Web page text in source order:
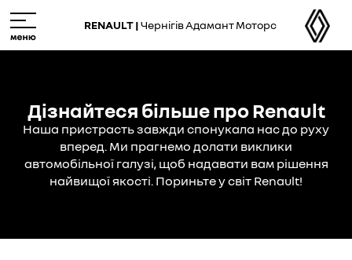
to
main
RENAULT |Чернігів Адамант Моторс
Дізнайтеся більше про Renault
Наша пристрасть завжди спонукала нас до руху
вперед. Ми прагнемо долати виклики
автомобільної галузі, щоб надавати вам рішення
найвищої якості. Пориньте у світ Renault!